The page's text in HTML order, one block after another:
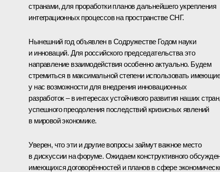
странами, для проработки планов дальнейшего укрепления
интеграционных процессов на пространстве СНГ.
Нынешний год объявлен в Содружестве Годом науки
и инноваций. Для российского председательства это
направление взаимодействия особенно актуально. Будем
стремиться в максимальной степени использовать
у нас возможности для внедрения инновационных
разработок – в интересах устойчивого развития наших
успешного преодоления последствий кризисных явлений
в мировой экономике.
Уверен, что эти и другие вопросы займут важное место
в дискуссии на форуме. Ожидаем конструктивного
имеющихся договорённостей и планов в сфере